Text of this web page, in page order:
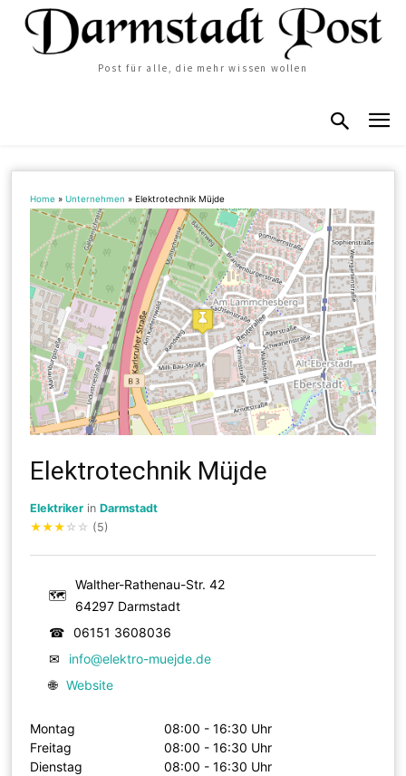
Post für alle, die mehr wissen wollen
Home »Unternehmen »Elektrotechnik Müjde
Elektrotechnik Müjde
Elektriker inDarmstadt
★★★ ☆ ☆ (5)
🗺
Walther-Rathenau-Str. 42
64297 Darmstadt
☎
06151 3608036
✉
info@elektro-muejde.de
🌐 Website
Montag
08:00 - 16:30 Uhr
Freitag
08:00 - 16:30 Uhr
Dienstag
08:00 - 16:30 Uhr